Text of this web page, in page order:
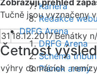
Kariéra
Redakce
DRFG Arena
DRFG Arena
Schéma tribun
Plánek areny
Zobrazuji přehled
Tučně jsou vyznačeny
31 18.12.2017Benátky
Četnost
výhry domácích